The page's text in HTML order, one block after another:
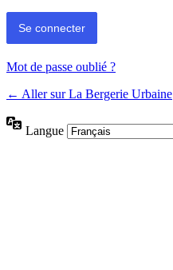
Mot de passe oublié ?
← Aller sur La Bergerie Urbaine
Langue